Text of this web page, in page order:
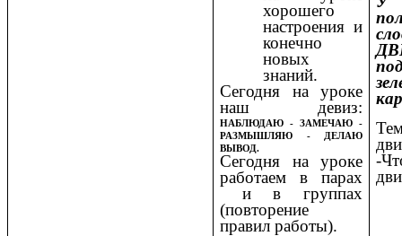
хорошего
настроения и
конечно
новых
знаний.
Сегодня на уроке
наш девиз:
НАБЛЮДАЮ - ЗАМЕЧАЮ -
РАЗМЫШЛЯЮ - ДЕЛАЮ
ВЫВОД.
Сегодня на уроке
работаем в парах
и в группах
(повторение
правил работы).
-